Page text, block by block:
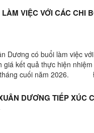
VIỆC VỚI CÁC CHI
Dương có buổi làm việc
kết quả thực hiện
tháng cuối năm 2026.
DƯƠNG TIẾP XÚC